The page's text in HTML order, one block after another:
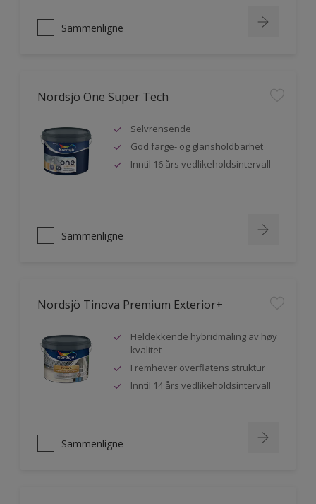
Sammenligne
Nordsjö One Super Tech
Selvrensende
God farge- og glansholdbarhet
Inntil 16 års vedlikeholdsintervall
Sammenligne
Nordsjö Tinova Premium Exterior+
Heldekkende hybridmaling av høy
kvalitet
Fremhever overflatens struktur
Inntil 14 års vedlikeholdsintervall
Sammenligne